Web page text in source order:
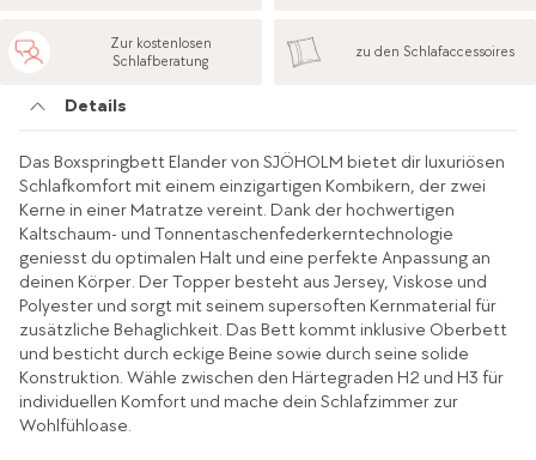
Zur kostenlosen
Schlafberatung
zu den Schlafaccessoires
Details
Das Boxspringbett Elander von SJÖHOLM bietet dir luxuriösen
Schlafkomfort mit einem einzigartigen Kombikern, der zwei
Kerne in einer Matratze vereint. Dank der hochwertigen
Kaltschaum- und Tonnentaschenfederkerntechnologie
geniesst du optimalen Halt und eine perfekte Anpassung an
deinen Körper. Der Topper besteht aus Jersey, Viskose und
Polyester und sorgt mit seinem supersoften Kernmaterial für
zusätzliche Behaglichkeit. Das Bett kommt inklusive Oberbett
und besticht durch eckige Beine sowie durch seine solide
Konstruktion. Wähle zwischen den Härtegraden H2 und H3 für
individuellen Komfort und mache dein Schlafzimmer zur
Wohlfühloase.